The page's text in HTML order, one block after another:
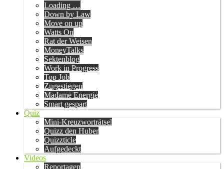
Loading …
Down by Law
Move on up
Watts On
Rat der Weisen
MoneyTalks
Sektenblog
Work in Progress
Top Job
Zugestiegen
Madame Energie
Smart gespart
Quiz
Mini-Kreuzworträtsel
Quizz den Huber
Quizzticle
Aufgedeckt
Videos
Reportagen